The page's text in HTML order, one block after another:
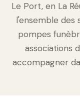
Le Port, en La
l'ensemble des
pompes
associations
accompagner